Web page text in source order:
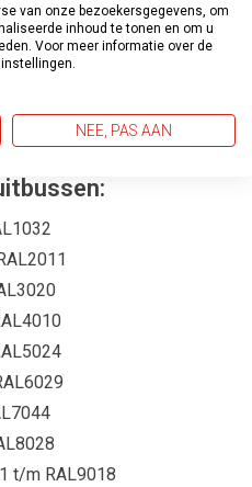
voor het behandelen van
als buiten.
t/m RAL9018
van onze bezoekersgegevens, om
inhoud te tonen en om u
Voor meer informatie over de
NEE, PAS AAN